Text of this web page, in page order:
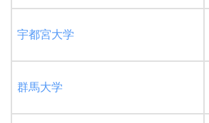
宇都宮大学
群馬大学